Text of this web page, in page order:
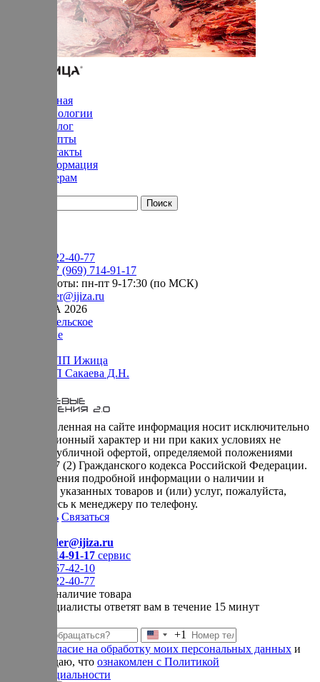
Главная
Технологии
Каталог
Рецепты
Контакты
Информация
Дилерам
+7 (905) 222-40-77
+7 (969) 714-91-17
режим работы: пн-пт 9-17:30 (по МСК)
order@ijiza.ru
© ИЖИЦА 2026
Пользовательское
соглашение
Оферта НПП Ижица
Оферта ИП Сакаева Д.Н.
* представленная на сайте информация носит исключительно
информационный характер и ни при каких условиях не
является публичной офертой, определяемой положениями
Статьи 437 (2) Гражданского кодекса Российской Федерации.
Для получения подробной информации о наличии и
стоимости указанных товаров и (или) услуг, пожалуйста,
обращайтесь к менеджеру по телефону.
Позвонить Связаться
order@ijiza.ru
+7 (969) 714-91-17 cервис
+7 (812) 467-42-10
+7 (905) 222-40-77
Уточнить наличие товара
Наши специалисты ответят вам в течение 15 минут
Соединенные
Штаты
+1
+1
согласие на обработку моих персональных данных и
подтверждаю, что ознакомлен с Политикой
конфиденциальности